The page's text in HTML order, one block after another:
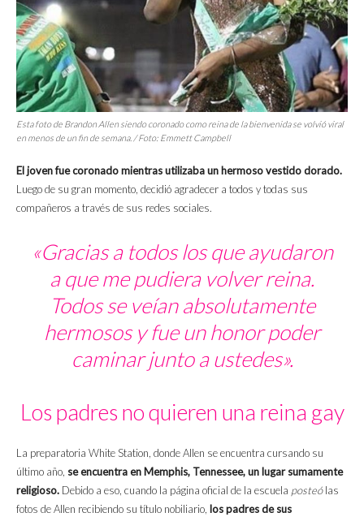
Esta foto de Brandon Allen siendo coronado como reina de la bienvenida se volvió viral
en menos de un fin de semana. / Foto: Emmett Campbell
El joven fue coronado mientras utilizaba un hermoso vestido dorado.
Luego de su gran momento, decidió agradecer a todos y todas sus
compañeros a través de sus redes sociales.
«Gracias a todos los que ayudaron
a que me pudiera volver reina.
Todos se veían absolutamente
hermosos y fue un honor poder
caminar junto a ustedes».
Los padres no quieren una reina gay
La preparatoria White Station, donde Allen se encuentra cursando su
último año, se encuentra en Memphis, Tennessee, un lugar sumamente
religioso. Debido a eso, cuando la página oficial de la escuela posteólas
fotos de Allen recibiendo su título nobiliario, los padres de sus